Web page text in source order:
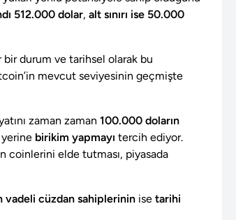
512.000 dolar, alt sınırı ise 50.000
bir durum ve tarihsel olarak bu
mevcut seviyesinin geçmişte
zaman zaman 100.000 doların
yerine birikim yapmayı tercih ediyor.
coinlerini elde tutması, piyasada
vadeli cüzdan sahiplerinin ise tarihi